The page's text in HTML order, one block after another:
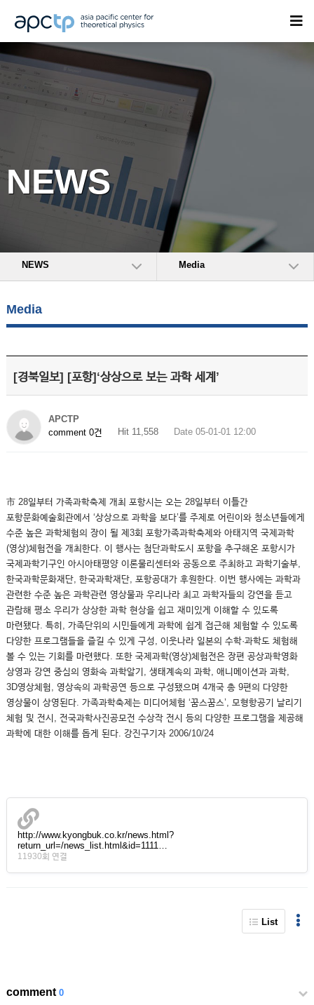
NEWS
NEWS Media
Media
[경북일보] [포항]‘상상으로 보는 과학 세계’
APCTP
comment 0건
Hit 11,558 Date 05-01-01 12:00
市 28일부터 가족과학축제 개최 포항시는 오는 28일부터 이틀간
포항문화예술회관에서 ‘상상으로 과학을 보다’를 주제로 어린이와 청소년들에게
수준 높은 과학체험의 장이 될 제3회 포항가족과학축제와 아태지역 국제과학
(영상)체험전을 개최한다. 이 행사는 첨단과학도시 포항을 추구해온 포항시가
국제과학기구인 아시아태평양 이론물리센터와 공동으로 주최하고 과학기술부,
한국과학문화재단, 한국과학재단, 포항공대가 후원한다. 이번 행사에는 과학과
관련한 수준 높은 과학관련 영상물과 우리나라 최고 과학자들의 강연을 듣고
관람해 평소 우리가 상상한 과학 현상을 쉽고 재미있게 이해할 수 있도록
마련됐다. 특히, 가족단위의 시민들에게 과학에 쉽게 접근해 체험할 수 있도록
다양한 프로그램들을 즐길 수 있게 구성, 이웃나라 일본의 수학·과학도 체험해
볼 수 있는 기회를 마련했다. 또한 국제과학(영상)체험전은 장편 공상과학영화
상영과 강연 중심의 영화속 과학알기, 생태계속의 과학, 애니메이션과 과학,
3D영상체험, 영상속의 과학공연 등으로 구성됐으며 4개국 총 9편의 다양한
영상물이 상영된다. 가족과학축제는 미디어체험 ‘꿈스꿈스’, 모형항공기 날리기
체험 및 전시, 전국과학사진공모전 수상작 전시 등의 다양한 프로그램을 제공해
과학에 대한 이해를 돕게 된다. 강진구기자 2006/10/24
http://www.kyongbuk.co.kr/news.html?
return_url=/news_list.html&id=1111…
11930회 연결
List
comment0